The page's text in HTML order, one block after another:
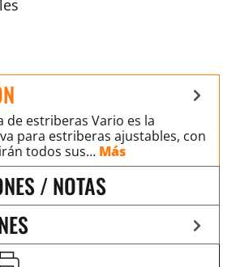
de estriberas Vario es la
para estriberas ajustables, con
todos sus… Más
/ NOTAS